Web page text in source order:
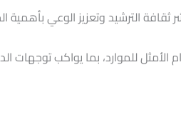
الترشيد وتعزيز الوعي بأهمية
للموارد، بما يواكب توجهات